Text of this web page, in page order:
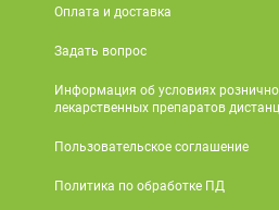
Оплата и доставка
Задать вопрос
Информация об условиях
лекарственных препаратов
Пользовательское соглашение
Политика по обработке ПД